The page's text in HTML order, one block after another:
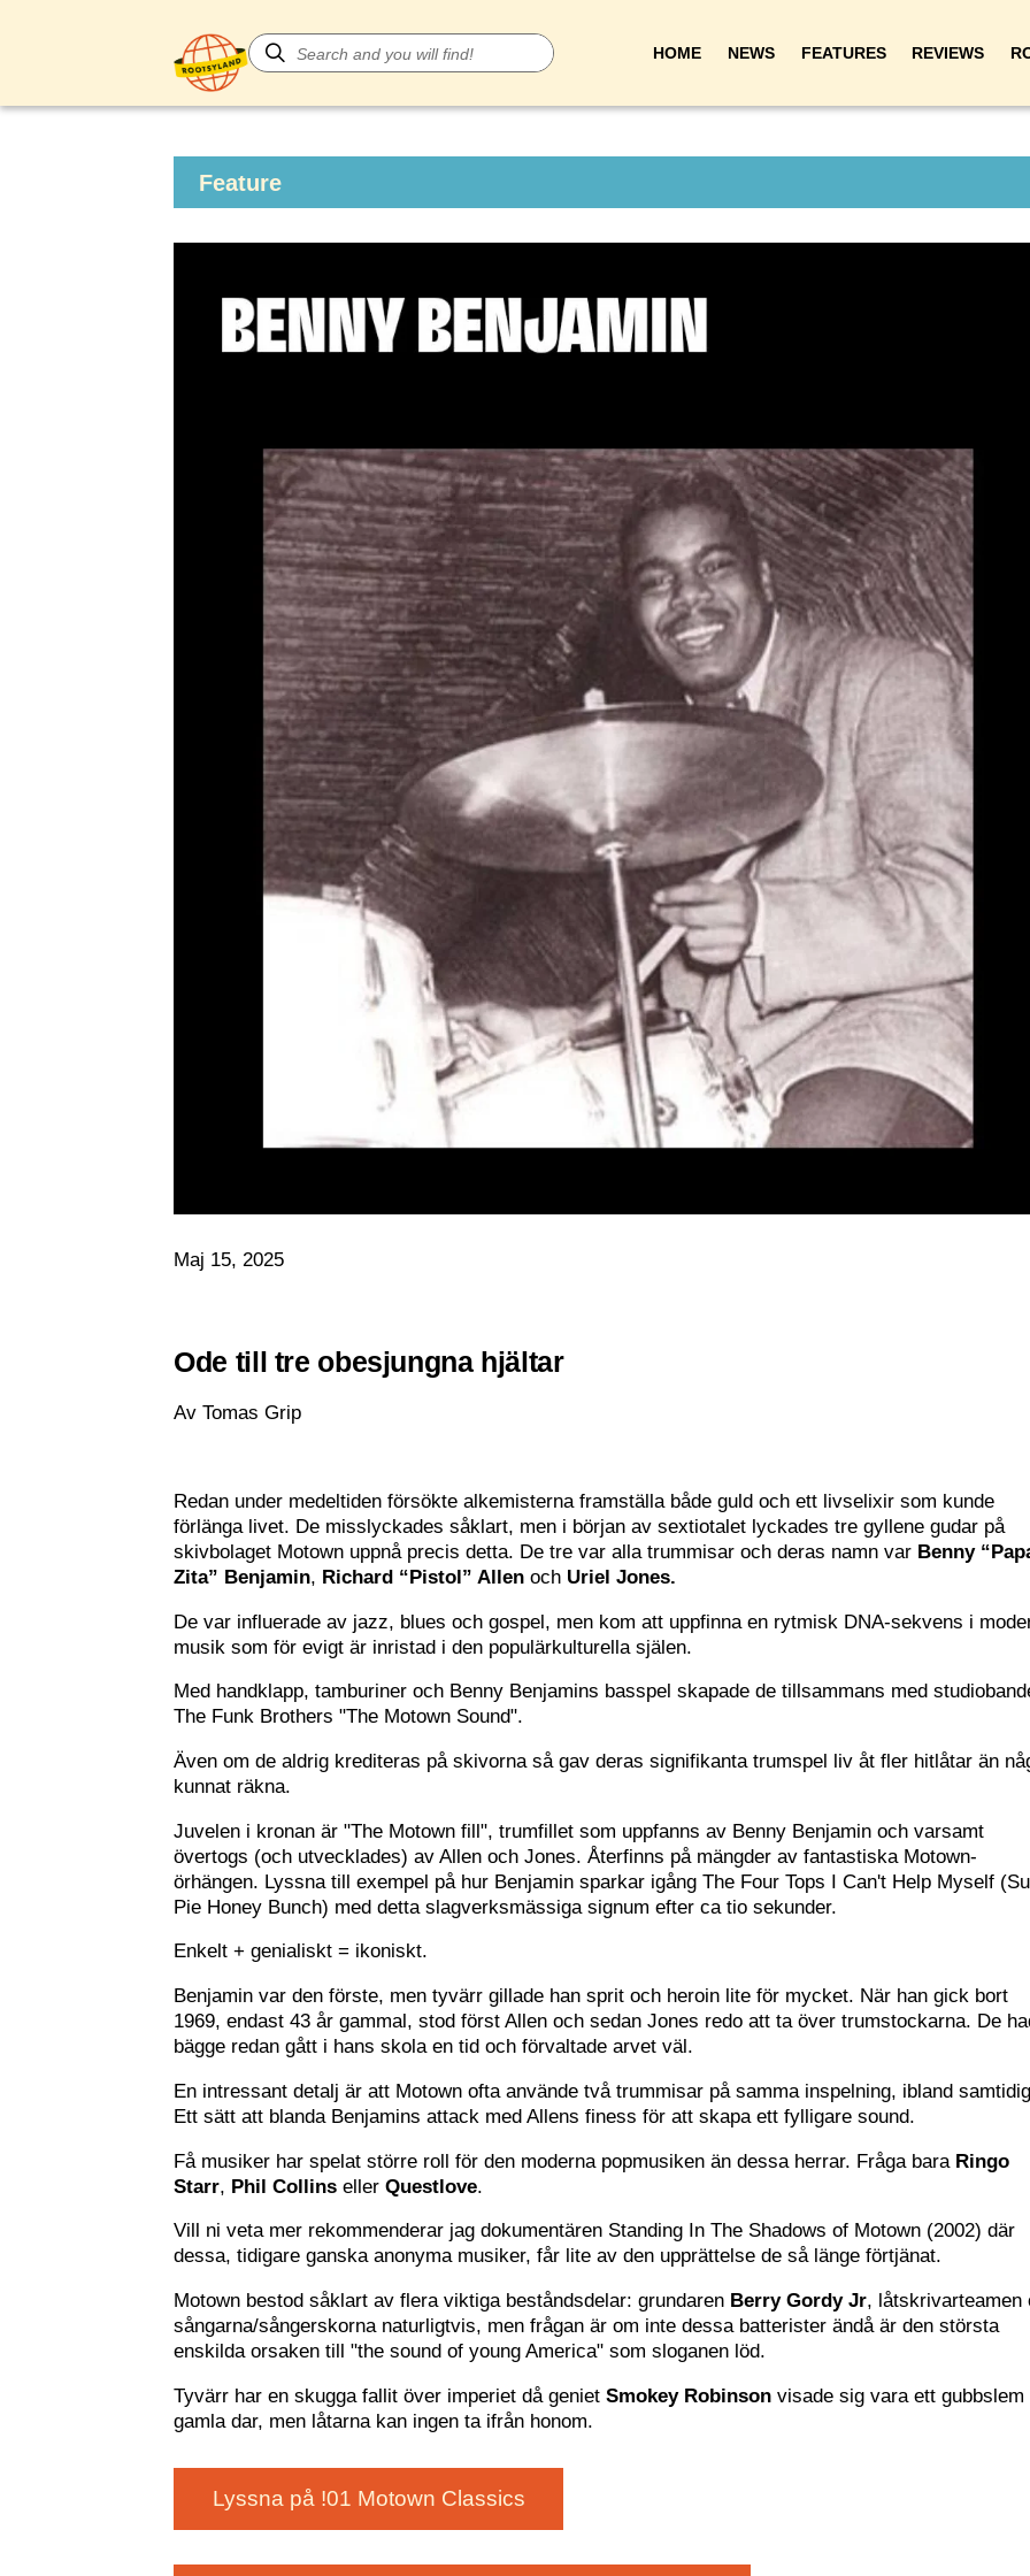
HOME NEWS FEATURES REVIEWS
Feature
Maj 15, 2025
Ode till tre obesjungna hjältar
Av Tomas Grip
Redan under medeltiden försökte alkemisterna framställa både guld och ett livselixir som kunde
förlänga livet. De misslyckades såklart, men i början av sextiotalet lyckades tre gyllene gudar på
skivbolaget Motown uppnå precis detta. De tre var alla trummisar och deras namn var Benny
Zita” Benjamin, Richard “Pistol” Allen och Uriel Jones.
De var influerade av jazz, blues och gospel, men kom att uppfinna en rytmisk DNA-sekvens i
musik som för evigt är inristad i den populärkulturella själen.
Med handklapp, tamburiner och Benny Benjamins basspel skapade de tillsammans med
The Funk Brothers "The Motown Sound".
Även om de aldrig krediteras på skivorna så gav deras signifikanta trumspel liv åt fler hitlåtar än
kunnat räkna.
Juvelen i kronan är "The Motown fill", trumfillet som uppfanns av Benny Benjamin och varsamt
övertogs (och utvecklades) av Allen och Jones. Återfinns på mängder av fantastiska Motown-
örhängen. Lyssna till exempel på hur Benjamin sparkar igång The Four Tops I Can't Help Myself
Pie Honey Bunch) med detta slagverksmässiga signum efter ca tio sekunder.
Enkelt + genialiskt = ikoniskt.
Benjamin var den förste, men tyvärr gillade han sprit och heroin lite för mycket. När han gick bort
1969, endast 43 år gammal, stod först Allen och sedan Jones redo att ta över trumstockarna. De
bägge redan gått i hans skola en tid och förvaltade arvet väl.
En intressant detalj är att Motown ofta använde två trummisar på samma inspelning, ibland
Ett sätt att blanda Benjamins attack med Allens finess för att skapa ett fylligare sound.
Få musiker har spelat större roll för den moderna popmusiken än dessa herrar. Fråga bara Ringo
Starr, Phil Collins ellerQuestlove.
Vill ni veta mer rekommenderar jag dokumentären Standing In The Shadows of Motown (2002) där
dessa, tidigare ganska anonyma musiker, får lite av den upprättelse de så länge förtjänat.
Motown bestod såklart av flera viktiga beståndsdelar: grundaren Berry Gordy Jr, låtskrivarteamen
sångarna/sångerskorna naturligtvis, men frågan är om inte dessa batterister ändå är den största
enskilda orsaken till "the sound of young America" som sloganen löd.
Tyvärr har en skugga fallit över imperiet då genietSmokey Robinson visade sig vara ett gubbslem
gamla dar, men låtarna kan ingen ta ifrån honom.
Lyssna på !01 Motown Classics